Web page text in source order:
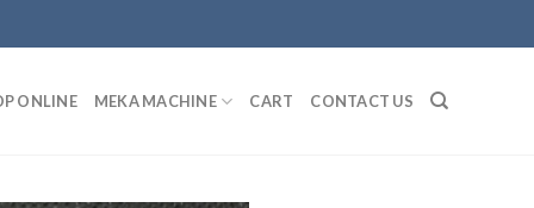
ONLINE MEKA MACHINE CART CONTACT US